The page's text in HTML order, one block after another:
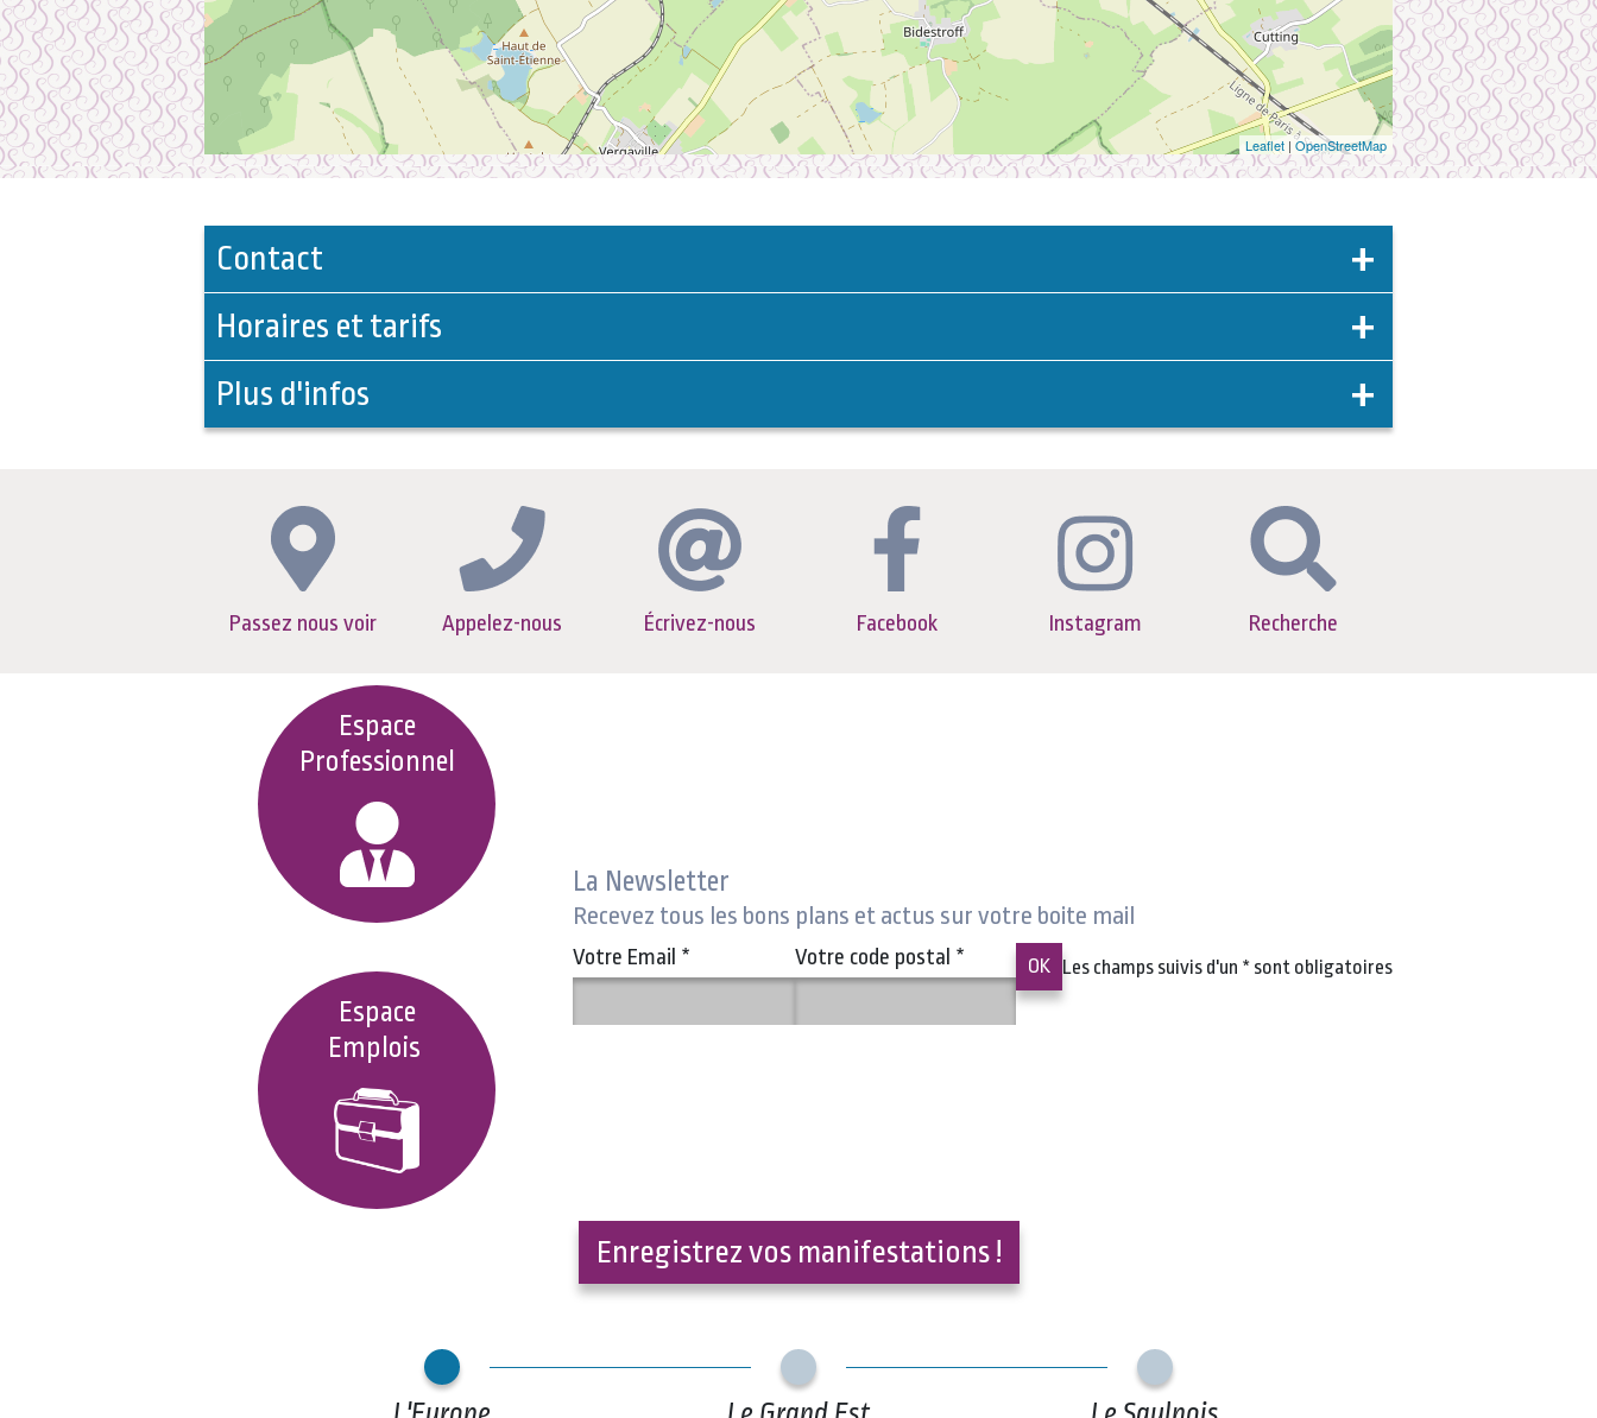
Leaflet |OpenStreetMap
Contact
Horaires et tarifs
Plus d'infos
Passez nous voir Appelez-nous Écrivez-nous Facebook Instagram Recherche
Espace
Professionnel
Espace
Emplois
La Newsletter
Recevez tous les bons plans et actus sur votre boite mail
Votre Email * Votre code postal * Les champs suivis d'un * sont obligatoires
Enregistrez vos manifestations !